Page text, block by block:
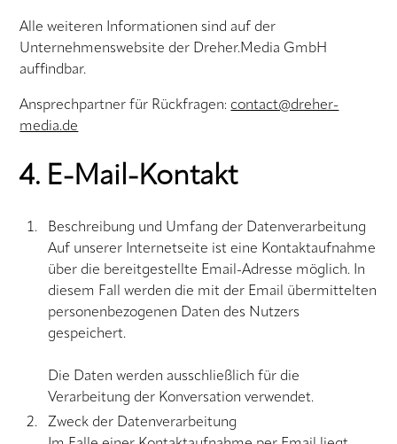
Alle weiteren Informationen sind auf der
Unternehmenswebsite der Dreher.Media GmbH
auffindbar.
Ansprechpartner für Rückfragen:contact@dreher-
media.de
4. E-Mail-Kontakt
Beschreibung und Umfang der Datenverarbeitung
Auf unserer Internetseite ist eine Kontaktaufnahme
über die bereitgestellte Email-Adresse möglich. In
diesem Fall werden die mit der Email übermittelten
personenbezogenen Daten des Nutzers
gespeichert.
Die Daten werden ausschließlich für die
Verarbeitung der Konversation verwendet.
Zweck der Datenverarbeitung